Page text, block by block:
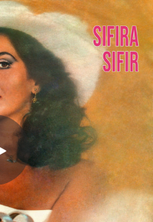
Sıfıra Sıfır
Sıfıra Sıfır